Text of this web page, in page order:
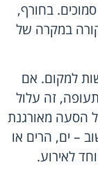
בחורף,
במקרה של
למקום. אם
זה עלול
הסעה מאורגנת
– ים, הרים או
לאירוע.